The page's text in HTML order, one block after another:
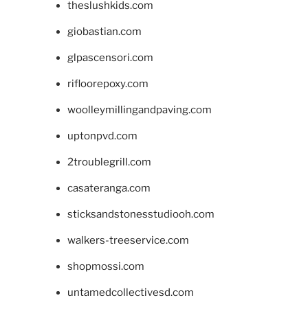
theslushkids.com
giobastian.com
glpascensori.com
rifloorepoxy.com
woolleymillingandpaving.com
uptonpvd.com
2troublegrill.com
casateranga.com
sticksandstonesstudiooh.com
walkers-treeservice.com
shopmossi.com
untamedcollectivesd.com